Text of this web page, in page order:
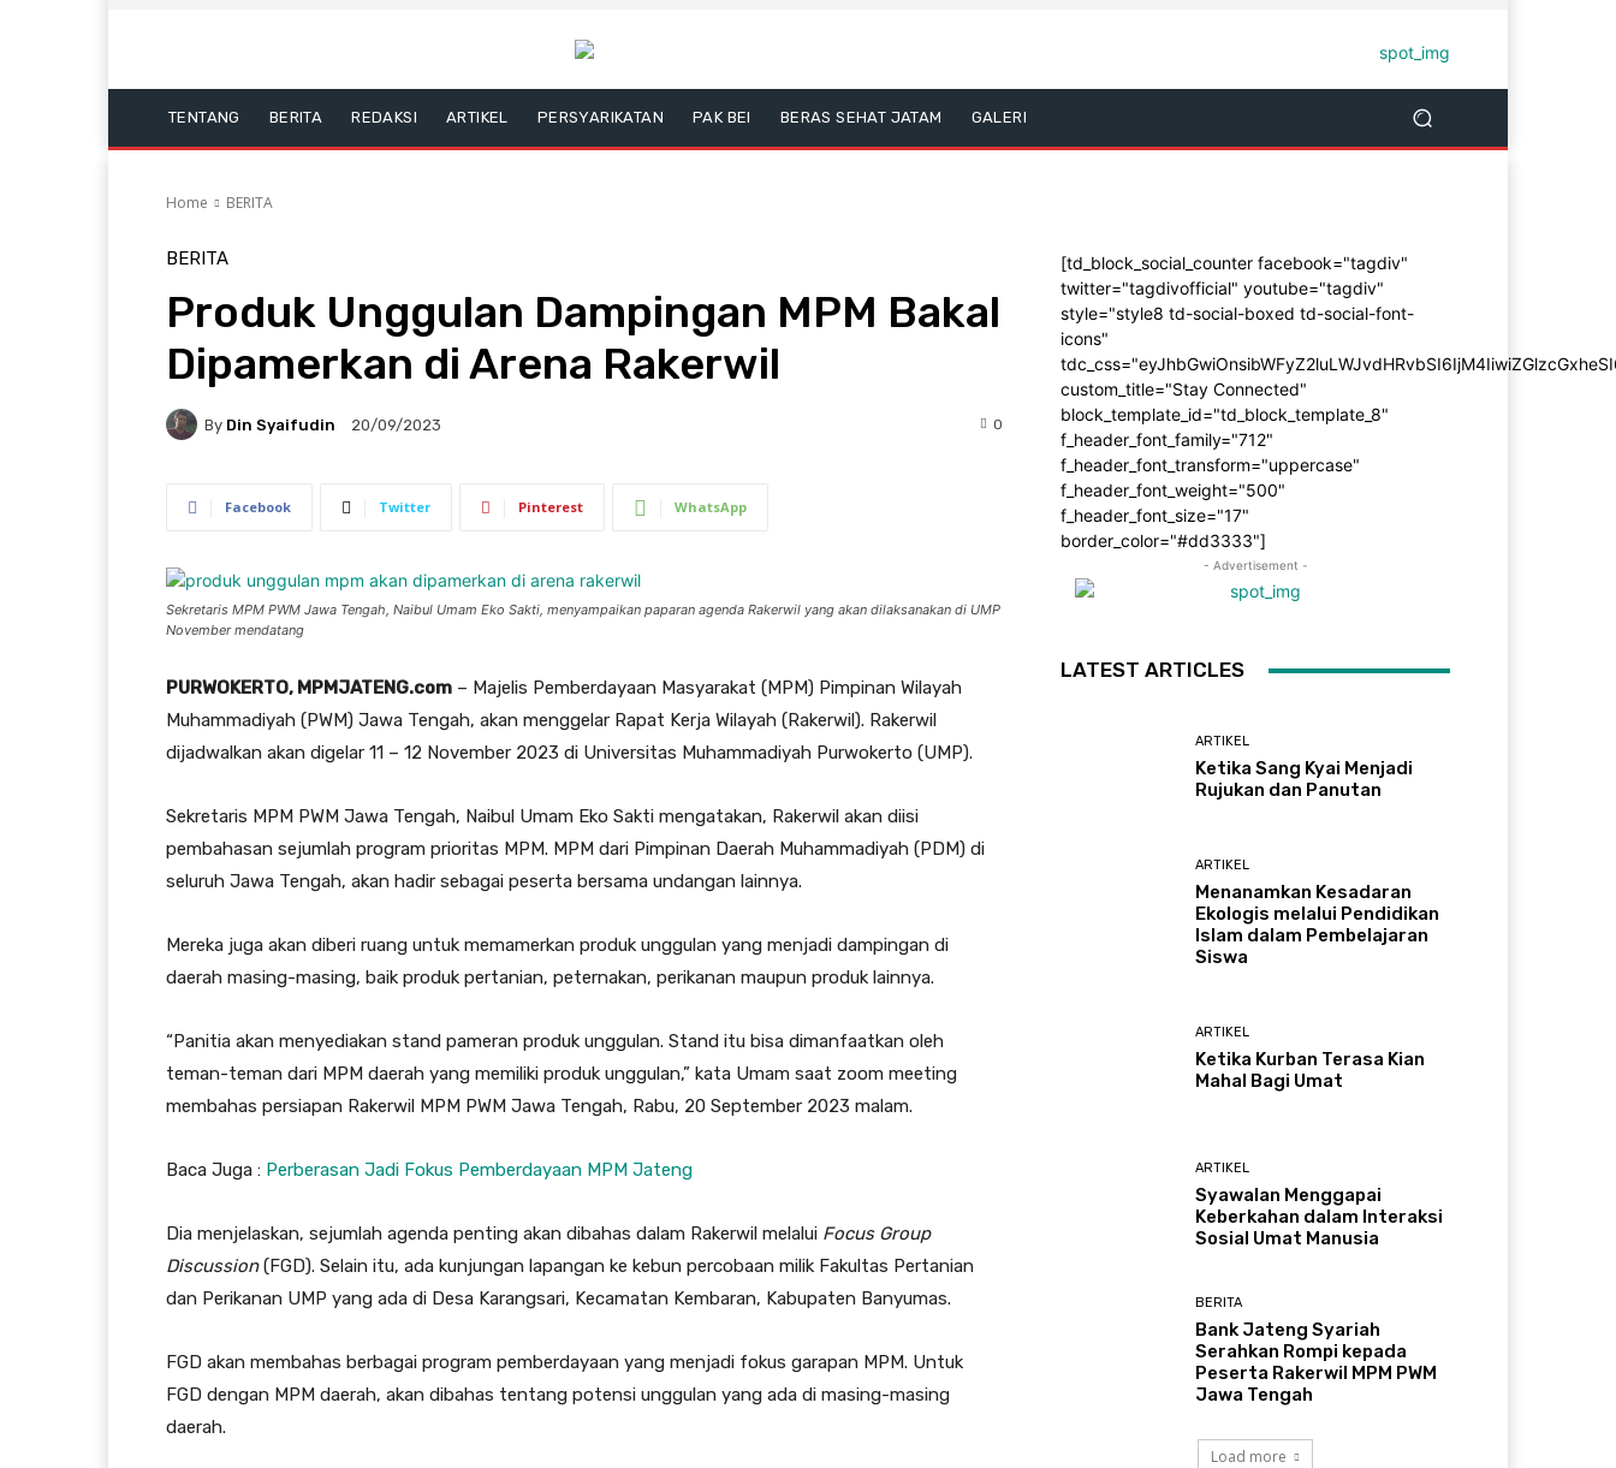
TENTANG BERITA REDAKSI ARTIKEL PERSYARIKATAN PAK BEI BERAS SEHAT JATAM GALERI
Home BERITA
BERITA
Produk Unggulan Dampingan MPM Bakal
Dipamerkan di Arena Rakerwil
By Din Syaifudin 20/09/2023 0
Facebook Twitter Pinterest WhatsApp
Sekretaris MPM PWM Jawa Tengah, Naibul Umam Eko Sakti, menyampaikan paparan agenda Rakerwil yang akan dilaksanakan di UMP
November mendatang
PURWOKERTO, MPMJATENG.com – Majelis Pemberdayaan Masyarakat (MPM) Pimpinan Wilayah
Muhammadiyah (PWM) Jawa Tengah, akan menggelar Rapat Kerja Wilayah (Rakerwil). Rakerwil
dijadwalkan akan digelar 11 – 12 November 2023 di Universitas Muhammadiyah Purwokerto (UMP).
Sekretaris MPM PWM Jawa Tengah, Naibul Umam Eko Sakti mengatakan, Rakerwil akan diisi
pembahasan sejumlah program prioritas MPM. MPM dari Pimpinan Daerah Muhammadiyah (PDM) di
seluruh Jawa Tengah, akan hadir sebagai peserta bersama undangan lainnya.
Mereka juga akan diberi ruang untuk memamerkan produk unggulan yang menjadi dampingan di
daerah masing-masing, baik produk pertanian, peternakan, perikanan maupun produk lainnya.
“Panitia akan menyediakan stand pameran produk unggulan. Stand itu bisa dimanfaatkan oleh
teman-teman dari MPM daerah yang memiliki produk unggulan,” kata Umam saat zoom meeting
membahas persiapan Rakerwil MPM PWM Jawa Tengah, Rabu, 20 September 2023 malam.
Baca Juga : Perberasan Jadi Fokus Pemberdayaan MPM Jateng
Dia menjelaskan, sejumlah agenda penting akan dibahas dalam Rakerwil melalui Focus Group
Discussion(FGD). Selain itu, ada kunjungan lapangan ke kebun percobaan milik Fakultas Pertanian
dan Perikanan UMP yang ada di Desa Karangsari, Kecamatan Kembaran, Kabupaten Banyumas.
FGD akan membahas berbagai program pemberdayaan yang menjadi fokus garapan MPM. Untuk
FGD dengan MPM daerah, akan dibahas tentang potensi unggulan yang ada di masing-masing
daerah.
[td_block_social_counter facebook="tagdiv"
twitter="tagdivofficial" youtube="tagdiv"
style="style8 td-social-boxed td-social-font-
icons"
custom_title="Stay Connected"
block_template_id="td_block_template_8"
f_header_font_family="712"
f_header_font_transform="uppercase"
f_header_font_weight="500"
f_header_font_size="17"
border_color="#dd3333"]
- Advertisement -
LATEST ARTICLES
ARTIKEL
Ketika Sang Kyai Menjadi
Rujukan dan Panutan
ARTIKEL
Menanamkan Kesadaran
Ekologis melalui Pendidikan
Islam dalam Pembelajaran
Siswa
ARTIKEL
Ketika Kurban Terasa Kian
Mahal Bagi Umat
ARTIKEL
Syawalan Menggapai
Keberkahan dalam Interaksi
Sosial Umat Manusia
BERITA
Bank Jateng Syariah
Serahkan Rompi kepada
Peserta Rakerwil MPM PWM
Jawa Tengah
Load more